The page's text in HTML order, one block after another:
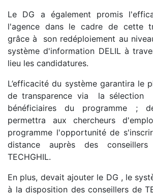
Le DG a également promis
l'agence dans le cadre de cette
grâce à son redéploiement au
système d'information DELIL à
lieu les candidatures.
L’efficacité du système garantira le
de transparence via la sélection
bénéficiaires du programme ;
permettra aux chercheurs
programme l'opportunité de
distance auprès des
TECHGHIL.
En plus, devait ajouter le DG , le
à la disposition des conseillers de